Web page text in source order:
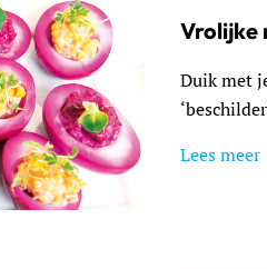
Vrolijke
Duik met
Lees meer